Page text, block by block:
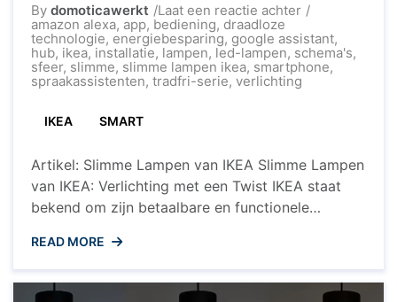
By domoticawerkt Laat een reactie achterop
de
Veelzijdigheid
van
Slimme
amazon alexa, app, bediening, draadloze
technologie, energiebesparing, google assistant,
hub, ikea, installatie, lampen, led-lampen, schema's,
sfeer, slimme, slimme lampen ikea, smartphone,
spraakassistenten, tradfri-serie, verlichting
IKEA SMART
Artikel: Slimme Lampen van IKEA Slimme Lampen
van IKEA: Verlichting met een Twist IKEA staat
bekend om zijn betaalbare en functionele
collectie slimme lampen aanbieden? Met de
slimme verlichtingssystemen van IKEA kun je
jouw huis transformeren en de sfeer in elke
READ MORE